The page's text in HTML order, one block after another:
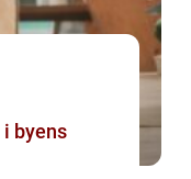
i byens